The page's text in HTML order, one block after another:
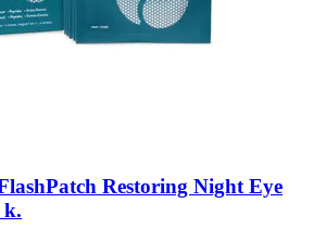
Restoring Night Eye
k.